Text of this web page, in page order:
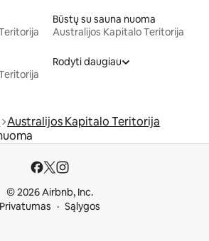
Būstų su sauna nuoma
Australijos Kapitalo Teritorija
Rodyti daugiau
Australijos Kapitalo Teritorija
© 2026 Airbnb, Inc.
Privatumas
Sąlygos